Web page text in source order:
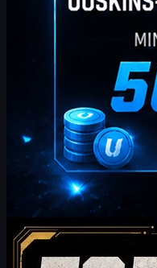
William Miller
Counter-Strike 2mayo 19,
Top 10 de skins de